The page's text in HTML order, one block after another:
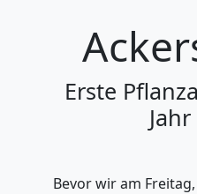
Erste
Bevor wir am